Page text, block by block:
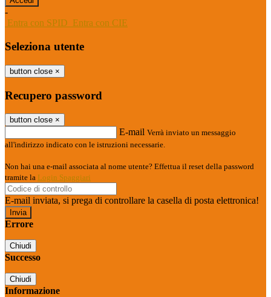
-
Entra con SPID Entra con CIE
Seleziona utente
button close ×
Recupero password
button close ×
E-mail Verrà inviato un messaggio
all'indirizzo indicato con le istruzioni necessarie.
Non hai una e-mail associata al nome utente? Effettua il reset della password
tramite la Login Spaggiari
E-mail inviata, si prega di controllare la casella di posta elettronica!
Errore
Chiudi
Successo
Chiudi
Informazione